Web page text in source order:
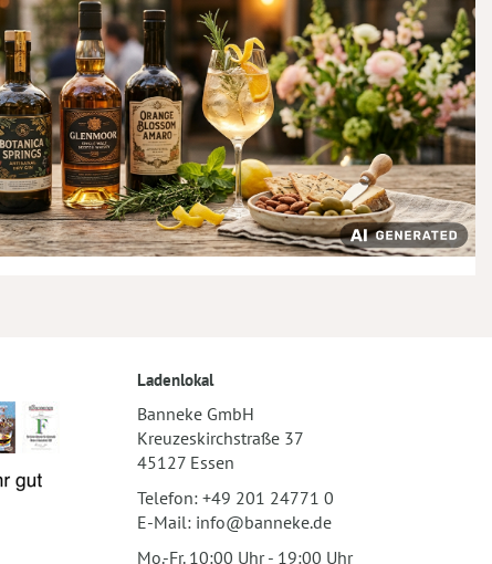
Ladenlokal
Banneke GmbH
Kreuzeskirchstraße 37
45127 Essen
Telefon: +49 201 24771 0
E-Mail: info@banneke.de
Mo.-Fr. 10:00 Uhr - 19:00 Uhr